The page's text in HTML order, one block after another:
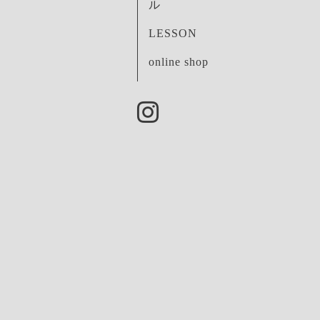
ル
LESSON
online shop